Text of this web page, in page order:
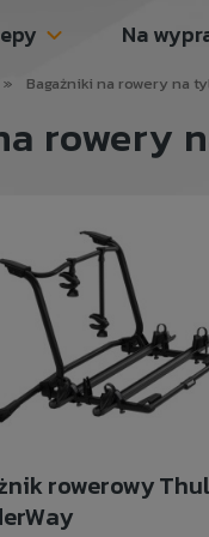
Na
» Bagażniki na rowery na
rowery
rowerowy